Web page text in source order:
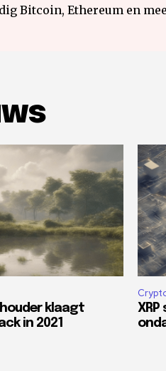
Bitcoin, Ethereum en
klaagt
in 2021